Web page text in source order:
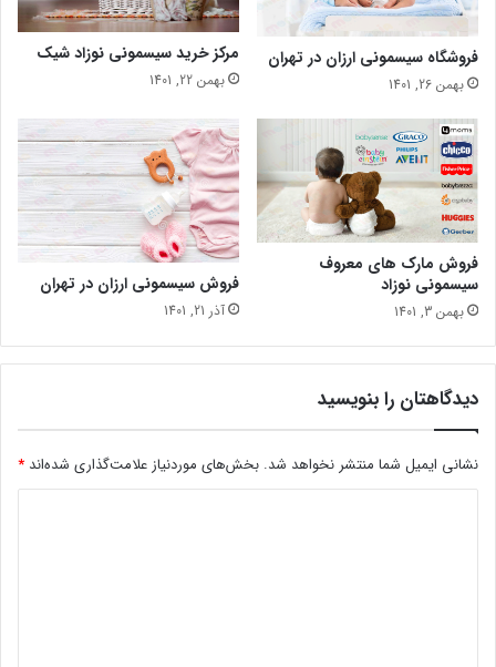
فروشگاه سیسمونی ارزان در تهران
بهمن 26, 1401
مرکز خرید سیسمونی نوزاد شیک
بهمن 22, 1401
فروش مارک های معروف
سیسمونی نوزاد
بهمن 3, 1401
فروش سیسمونی ارزان در تهران
آذر 21, 1401
دیدگاهتان را بنویسید
نشانی ایمیل شما منتشر نخواهد شد. بخش‌های موردنیاز علامت‌گذاری شده‌اند *